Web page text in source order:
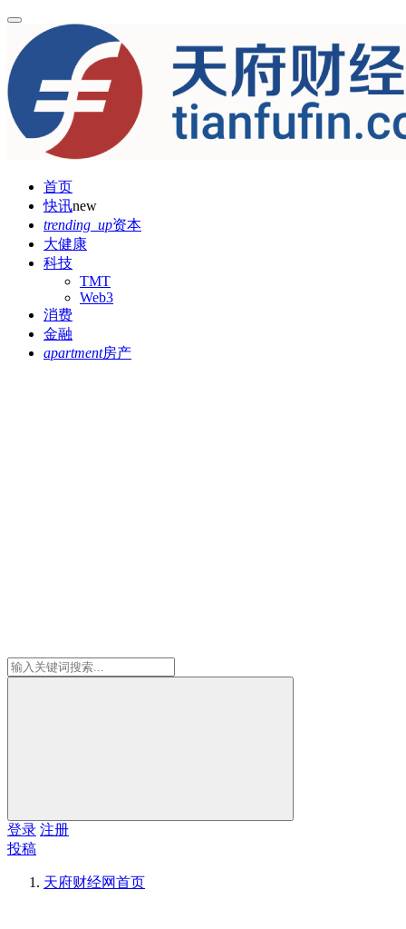
首页
快讯new
trending_up资本
大健康
科技
TMT
Web3
消费
金融
apartment房产
登录 注册
投稿
天府财经网首页